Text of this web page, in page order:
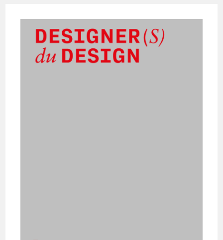
Dans
L’industrie
Automobile
Contemporaine